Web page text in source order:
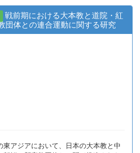
戦前期における大本教と道院・紅
団体との連合運動に関する研究
アジアにおいて、日本の大本教と中